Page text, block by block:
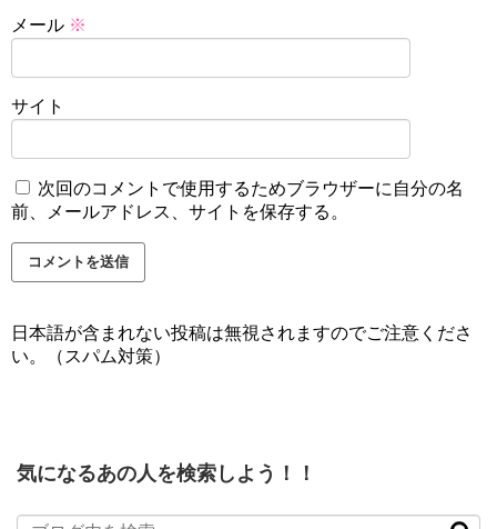
メール ※
サイト
次回のコメントで使用するためブラウザーに自分の名
前、メールアドレス、サイトを保存する。
日本語が含まれない投稿は無視されますのでご注意くださ
い。（スパム対策）
気になるあの人を検索しよう！！